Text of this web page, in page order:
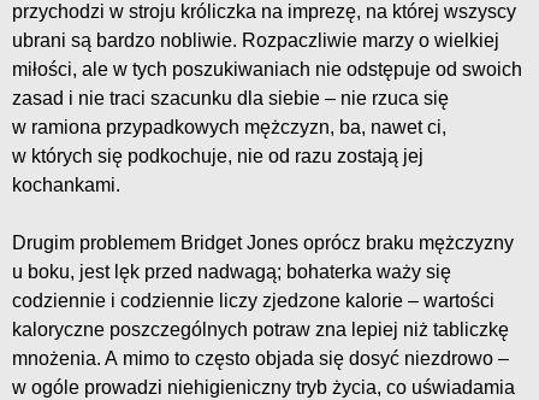
przychodzi w stroju króliczka na imprezę, na której wszyscy
ubrani są bardzo nobliwie. Rozpaczliwie marzy o wielkiej
miłości, ale w tych poszukiwaniach nie odstępuje od swoich
zasad i nie traci szacunku dla siebie – nie rzuca się
w ramiona przypadkowych mężczyzn, ba, nawet ci,
w których się podkochuje, nie od razu zostają jej
kochankami.
Drugim problemem Bridget Jones oprócz braku mężczyzny
u boku, jest lęk przed nadwagą; bohaterka waży się
codziennie i codziennie liczy zjedzone kalorie – wartości
kaloryczne poszczególnych potraw zna lepiej niż tabliczkę
mnożenia. A mimo to często objada się dosyć niezdrowo –
w ogóle prowadzi niehigieniczny tryb życia, co uświadamia